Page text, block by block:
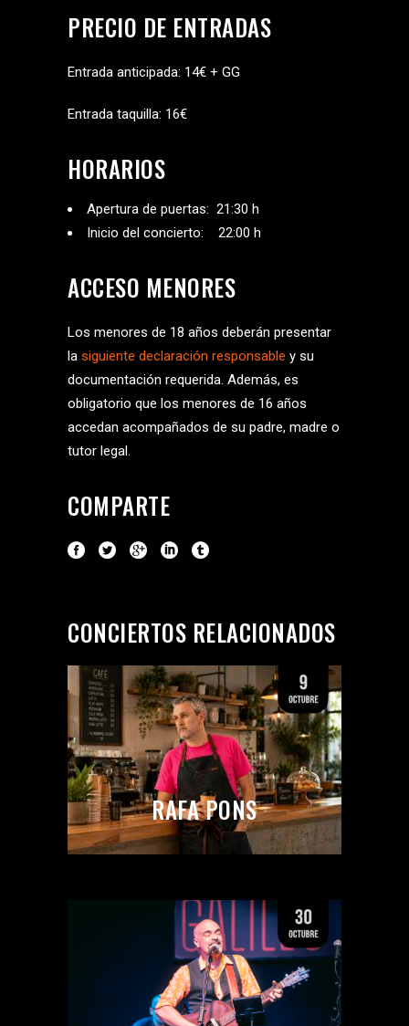
PRECIO DE ENTRADAS
Entrada anticipada: 14€ + GG
Entrada taquilla: 16€
HORARIOS
Apertura de puertas: 21:30 h
Inicio del concierto: 22:00 h
ACCESO MENORES
Los menores de 18 años deberán presentar
la siguiente declaración responsable y su
documentación requerida. Además, es
obligatorio que los menores de 16 años
accedan acompañados de su padre, madre o
tutor legal.
COMPARTE
CONCIERTOS RELACIONADOS
RAFA PONS